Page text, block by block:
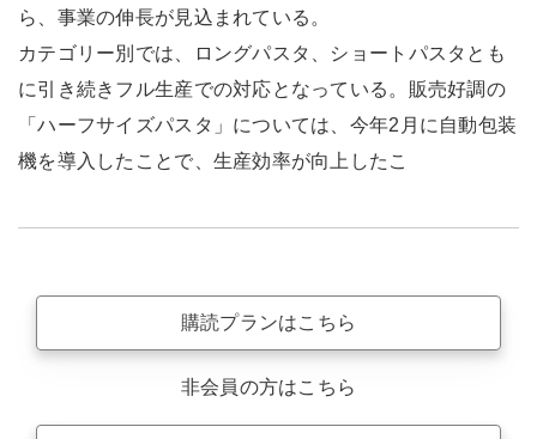
ら、事業の伸長が見込まれている。
カテゴリー別では、ロングパスタ、ショートパスタとも
に引き続きフル生産での対応となっている。販売好調の
「ハーフサイズパスタ」については、今年2月に自動包装
機を導入したことで、生産効率が向上したこ
購読プランはこちら
非会員の方はこちら